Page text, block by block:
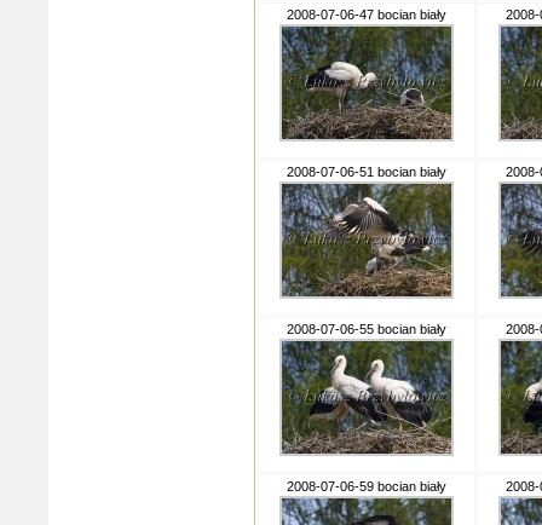
2008-07-06-47 bocian biały 2008-
2008-07-06-51 bocian biały 2008-
2008-07-06-55 bocian biały 2008-
2008-07-06-59 bocian biały 2008-